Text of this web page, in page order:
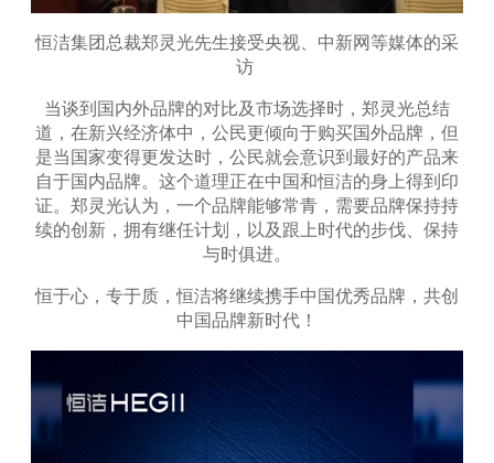
恒洁集团总裁郑灵光先生接受央视、中新网等媒体的采
访
当谈到国内外品牌的对比及市场选择时，郑灵光总结
道，在新兴经济体中，公民更倾向于购买国外品牌，但
是当国家变得更发达时，公民就会意识到最好的产品来
自于国内品牌。这个道理正在中国和恒洁的身上得到印
证。郑灵光认为，一个品牌能够常青，需要品牌保持持
续的创新，拥有继任计划，以及跟上时代的步伐、保持
与时俱进。
恒于心，专于质，恒洁将继续携手中国优秀品牌，共创
中国品牌新时代！